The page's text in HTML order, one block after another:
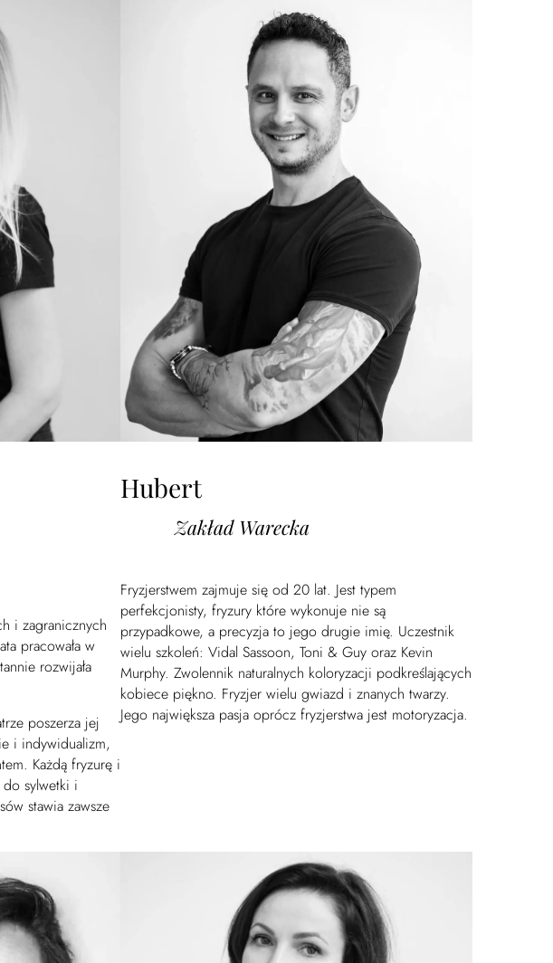
i zagranicznych
pracowała w
rozwijała
poszerza jej
i indywidualizm,
Każdą fryzurę i
sylwetki i
stawia zawsze
Hubert
Zakład Warecka
Fryzjerstwem zajmuje się od 20 lat. Jest typem
perfekcjonisty, fryzury które wykonuje nie są
przypadkowe, a precyzja to jego drugie imię. Uczestnik
wielu szkoleń: Vidal Sassoon, Toni & Guy oraz Kevin
Murphy. Zwolennik naturalnych koloryzacji podkreślających
kobiece piękno. Fryzjer wielu gwiazd i znanych twarzy.
Jego największa pasja oprócz fryzjerstwa jest motoryzacja.